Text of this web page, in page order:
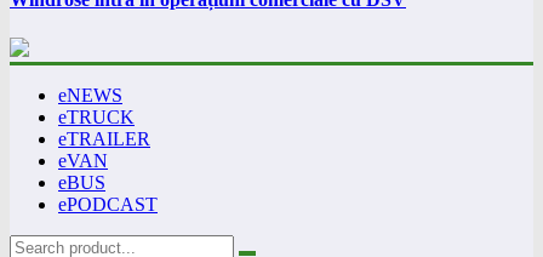
eNEWS
eTRUCK
eTRAILER
eVAN
eBUS
ePODCAST